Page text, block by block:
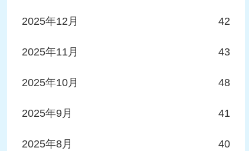
2025年12月 42
2025年11月 43
2025年10月 48
2025年9月 41
2025年8月 40